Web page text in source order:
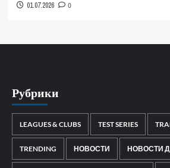
01.07.2026 0
Рубрики
LEAGUES & CLUBS TEST SERIES
TRENDING НОВОСТИ НОВОСТИ